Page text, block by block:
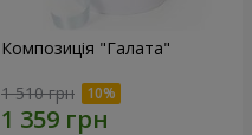
Композиція "Галата"
1 510 грн